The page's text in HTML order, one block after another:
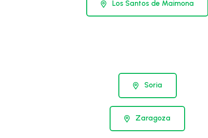
Los Santos de Maimona
Soria
Zaragoza